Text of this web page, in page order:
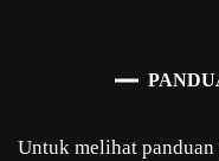
Untuk melihat